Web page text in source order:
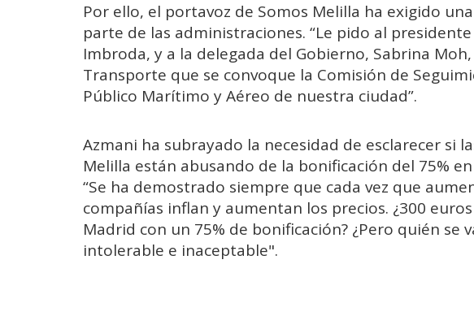
Por ello, el portavoz de Somos Melilla ha exigido
parte de las administraciones. “Le pido al presidente
Imbroda, y a la delegada del Gobierno, Sabrina
Transporte que se convoque la Comisión de
Público Marítimo y Aéreo de nuestra ciudad”.
Azmani ha subrayado la necesidad de esclarecer si
Melilla están abusando de la bonificación del 75%
“Se ha demostrado siempre que cada vez que
compañías inflan y aumentan los precios. ¿300
Madrid con un 75% de bonificación? ¿Pero quién se
intolerable e inaceptable".